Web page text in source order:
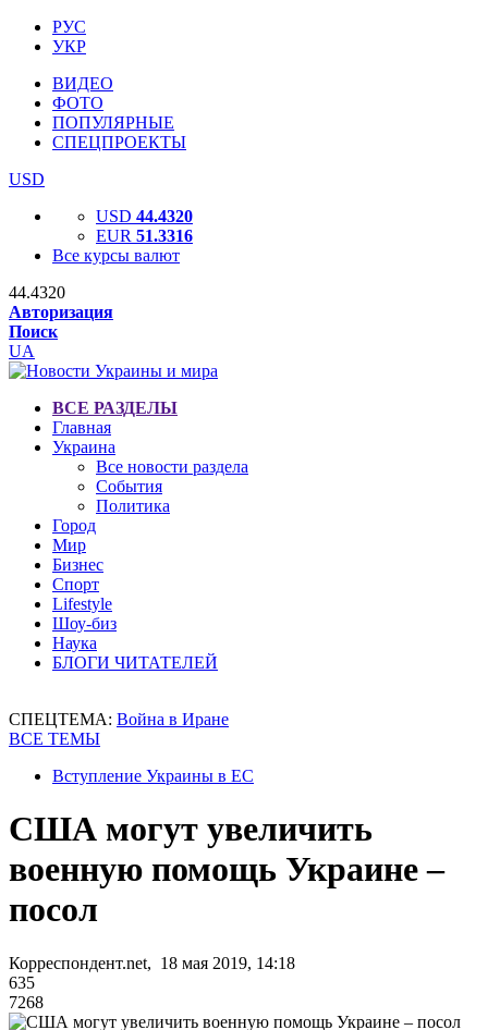
РУС
УКР
ВИДЕО
ФОТО
ПОПУЛЯРНЫЕ
СПЕЦПРОЕКТЫ
USD
USD 44.4320
EUR 51.3316
Все курсы валют
44.4320
Авторизация
Поиск
UA
ВСЕ РАЗДЕЛЫ
Главная
Украина
Все новости раздела
События
Политика
Город
Мир
Бизнес
Спорт
Lifestyle
Шоу-биз
Наука
БЛОГИ ЧИТАТЕЛЕЙ
СПЕЦТЕМА: Война в Иране
ВСЕ ТЕМЫ
Вступление Украины в ЕС
США могут увеличить
военную помощь Украине –
посол
Корреспондент.net, 18 мая 2019, 14:18
635
7268